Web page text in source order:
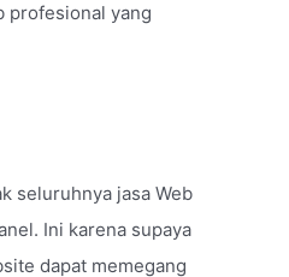
profesional yang
seluruhnya jasa Web
Ini karena supaya
dapat memegang